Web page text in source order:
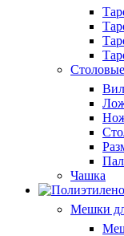
Чашка
Мешки